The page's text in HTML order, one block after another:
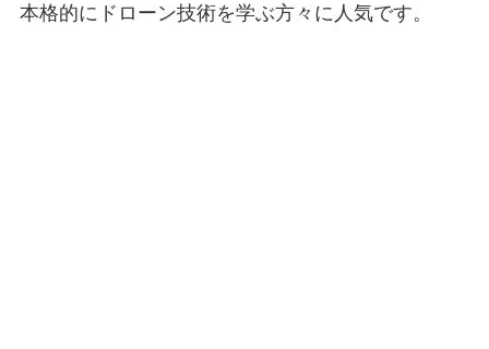
本格的にドローン技術を学ぶ方々に人気です。